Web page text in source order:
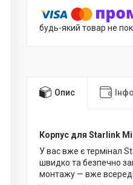
будь-який товар не
Опис
Корпус для Starlink
У вас вже є термінал
швидко та безпечно
монтажу — вже